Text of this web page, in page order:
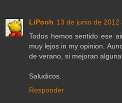
LiPooh 13 de junio de 2012
Todos hemos sentido ese
muy lejos in my opinion.
de verano, si mejoran
Saludicos.
Responder